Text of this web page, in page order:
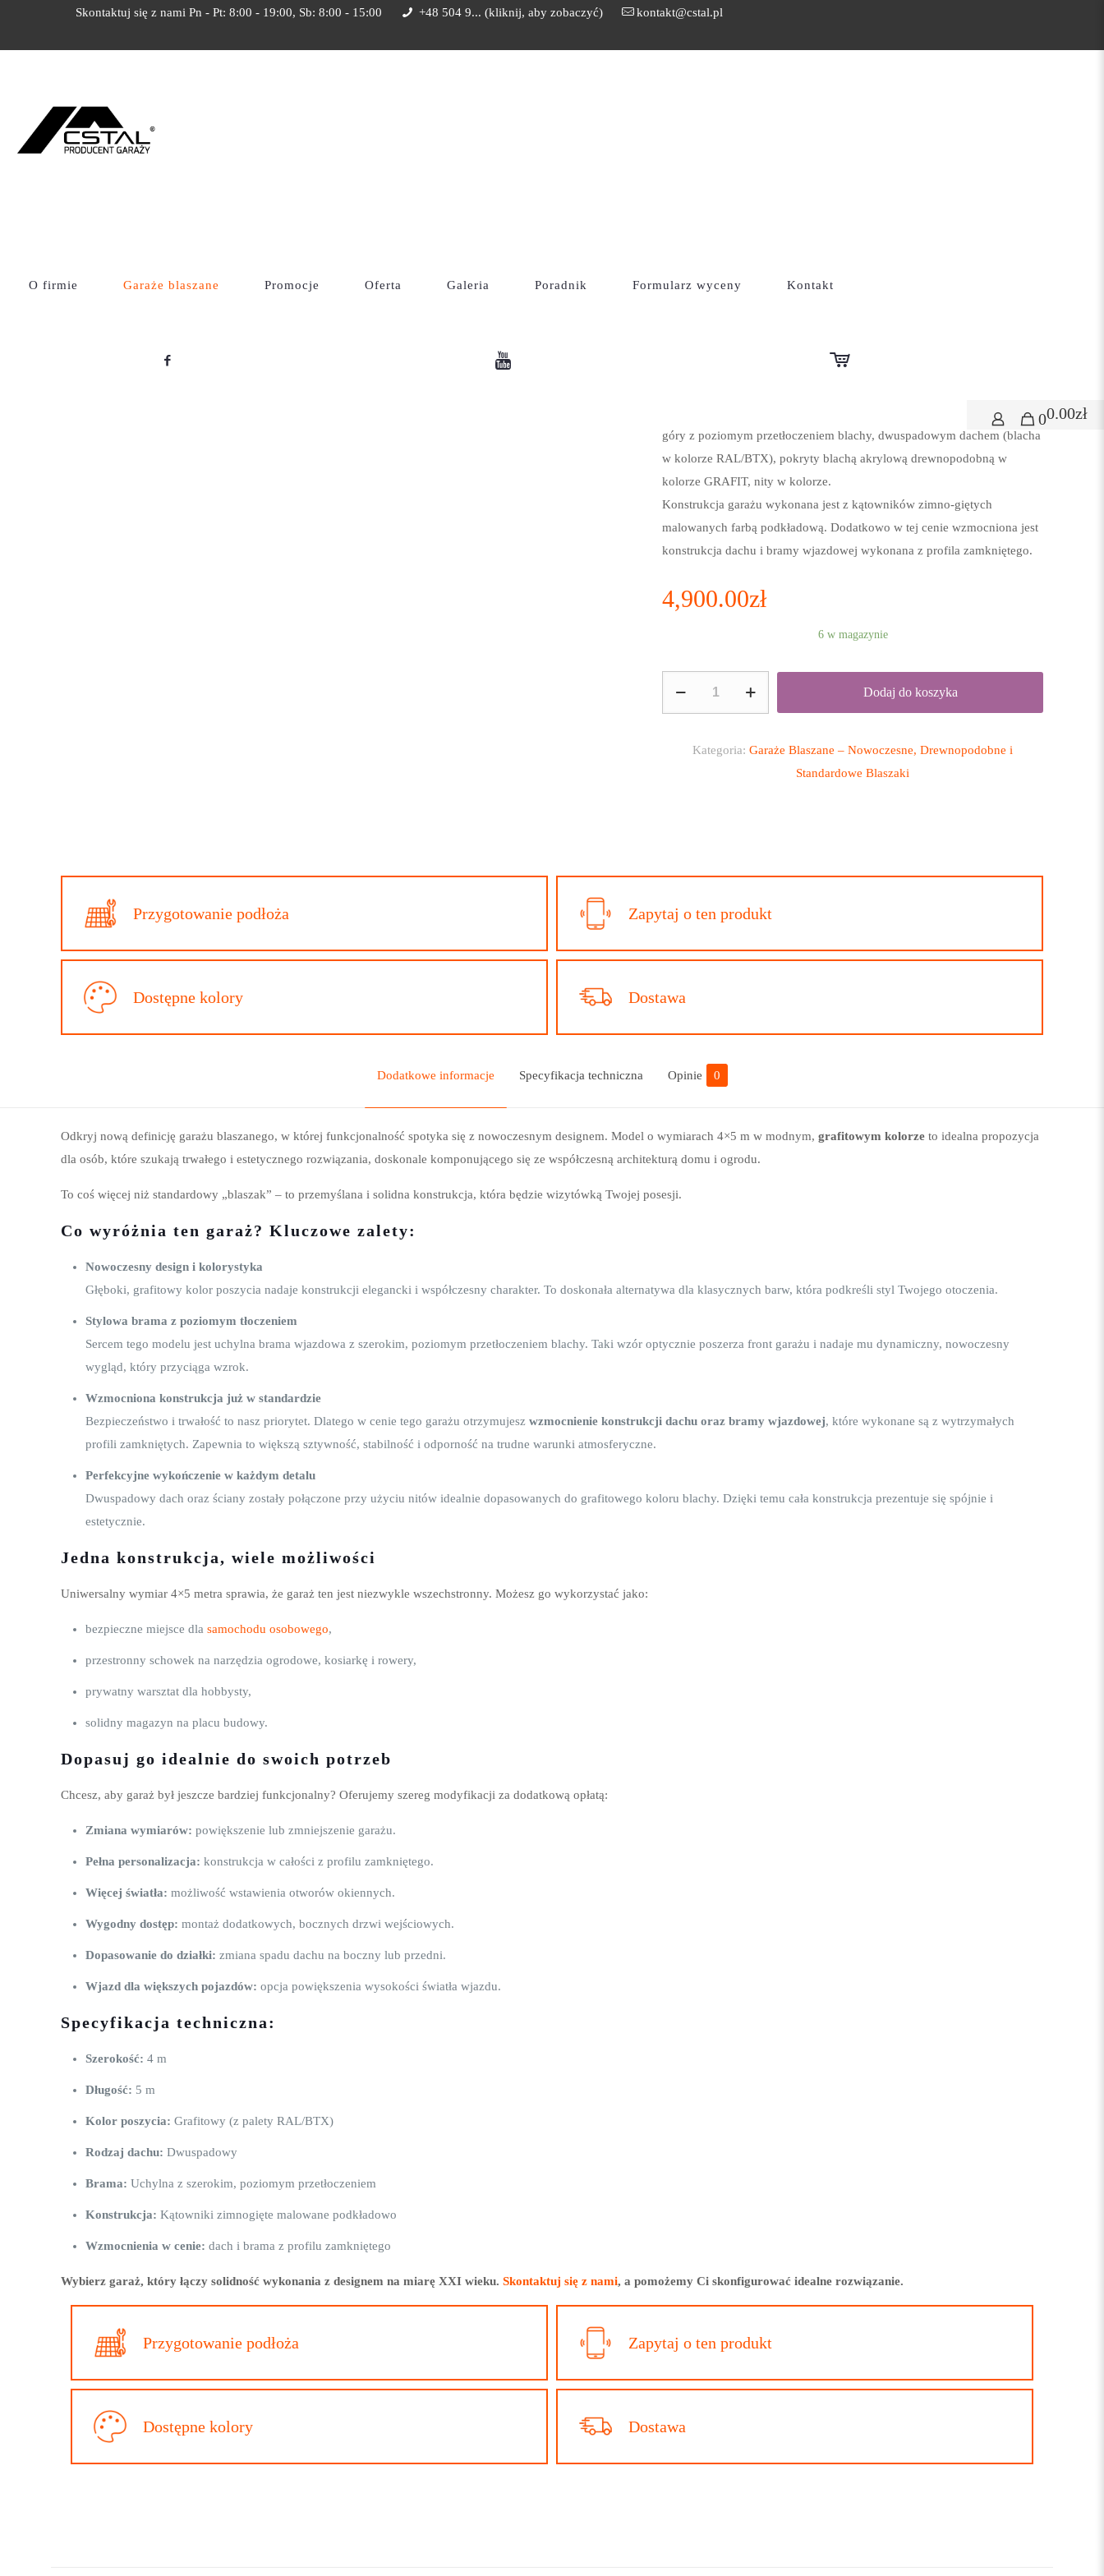
Skontaktuj się z nami Pn - Pt: 8:00 - 19:00, Sb: 8:00 - 15:00 +48 504 9... (kliknij, aby zobaczyć) kontakt@cstal.pl
O firmie Garaże blaszane Promocje Oferta Galeria Poradnik Formularz wyceny Kontakt
00.00zł
OFERTA
Garaż Blaszany standardowy o wymiarach 4x5m z bramą podnoszoną do
góry z poziomym przetłoczeniem blachy, dwuspadowym dachem (blacha
w kolorze RAL/BTX), pokryty blachą akrylową drewnopodobną w
kolorze GRAFIT, nity w kolorze.
Konstrukcja garażu wykonana jest z kątowników zimno-giętych
malowanych farbą podkładową. Dodatkowo w tej cenie wzmocniona jest
konstrukcja dachu i bramy wjazdowej wykonana z profila zamkniętego.
4,900.00zł
6 w magazynie
Dodaj do koszyka
Kategoria: Garaże Blaszane – Nowoczesne, Drewnopodobne i
Standardowe Blaszaki
Przygotowanie podłoża Zapytaj o ten produkt
Dostępne kolory Dostawa
Dodatkowe informacje Specyfikacja techniczna Opinie 0
Odkryj nową definicję garażu blaszanego, w której funkcjonalność spotyka się z nowoczesnym designem. Model o wymiarach 4×5 m w modnym,grafitowym kolorze to idealna propozycja
dla osób, które szukają trwałego i estetycznego rozwiązania, doskonale komponującego się ze współczesną architekturą domu i ogrodu.
To coś więcej niż standardowy „blaszak” – to przemyślana i solidna konstrukcja, która będzie wizytówką Twojej posesji.
Co wyróżnia ten garaż? Kluczowe zalety:
Nowoczesny design i kolorystyka
Głęboki, grafitowy kolor poszycia nadaje konstrukcji elegancki i współczesny charakter. To doskonała alternatywa dla klasycznych barw, która podkreśli styl Twojego otoczenia.
Stylowa brama z poziomym tłoczeniem
Sercem tego modelu jest uchylna brama wjazdowa z szerokim, poziomym przetłoczeniem blachy. Taki wzór optycznie poszerza front garażu i nadaje mu dynamiczny, nowoczesny
wygląd, który przyciąga wzrok.
Wzmocniona konstrukcja już w standardzie
Bezpieczeństwo i trwałość to nasz priorytet. Dlatego w cenie tego garażu otrzymujeszwzmocnienie konstrukcji dachu oraz bramy wjazdowej, które wykonane są z wytrzymałych
profili zamkniętych. Zapewnia to większą sztywność, stabilność i odporność na trudne warunki atmosferyczne.
Perfekcyjne wykończenie w każdym detalu
Dwuspadowy dach oraz ściany zostały połączone przy użyciu nitów idealnie dopasowanych do grafitowego koloru blachy. Dzięki temu cała konstrukcja prezentuje się spójnie i
estetycznie.
Jedna konstrukcja, wiele możliwości
Uniwersalny wymiar 4×5 metra sprawia, że garaż ten jest niezwykle wszechstronny. Możesz go wykorzystać jako:
bezpieczne miejsce dlasamochodu osobowego,
przestronny schowek na narzędzia ogrodowe, kosiarkę i rowery,
prywatny warsztat dla hobbysty,
solidny magazyn na placu budowy.
Dopasuj go idealnie do swoich potrzeb
Chcesz, aby garaż był jeszcze bardziej funkcjonalny? Oferujemy szereg modyfikacji za dodatkową opłatą:
Zmiana wymiarów: powiększenie lub zmniejszenie garażu.
Pełna personalizacja: konstrukcja w całości z profilu zamkniętego.
Więcej światła: możliwość wstawienia otworów okiennych.
Wygodny dostęp: montaż dodatkowych, bocznych drzwi wejściowych.
Dopasowanie do działki: zmiana spadu dachu na boczny lub przedni.
Wjazd dla większych pojazdów: opcja powiększenia wysokości światła wjazdu.
Specyfikacja techniczna:
Szerokość: 4 m
Długość: 5 m
Kolor poszycia: Grafitowy (z palety RAL/BTX)
Rodzaj dachu: Dwuspadowy
Brama: Uchylna z szerokim, poziomym przetłoczeniem
Konstrukcja: Kątowniki zimnogięte malowane podkładowo
Wzmocnienia w cenie: dach i brama z profilu zamkniętego
Wybierz garaż, który łączy solidność wykonania z designem na miarę XXI wieku.Skontaktuj się z nami, a pomożemy Ci skonfigurować idealne rozwiązanie.
Przygotowanie podłoża Zapytaj o ten produkt
Dostępne kolory Dostawa